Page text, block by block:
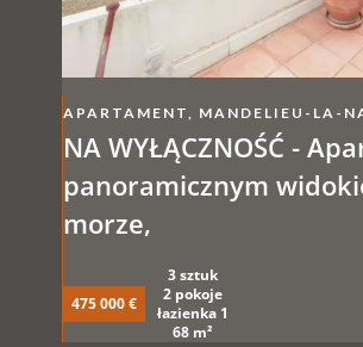
APARTAMENT, MANDELIEU-LA-
NA WYŁĄCZNOŚĆ -
panoramicznym
morze,
475 000 €
3 sztuk
2 pokoje
łazienka 1
68 m²